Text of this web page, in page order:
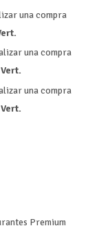
una compra
una compra
una compra
Premium